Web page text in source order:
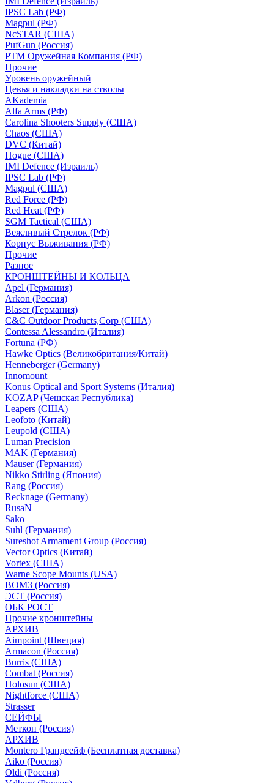
IPSC Lab (РФ)
Magpul (РФ)
NcSTAR (США)
PufGun (Россия)
РТМ Оружейная Компания (РФ)
Прочие
Уровень оружейный
Цевья и накладки на стволы
AKademia
Alfa Arms (РФ)
Carolina Shooters Supply (США)
Chaos (США)
DVC (Китай)
Hogue (США)
IMI Defence (Израиль)
IPSC Lab (РФ)
Magpul (США)
Red Force (РФ)
Red Heat (РФ)
SGM Tactical (США)
Вежливый Стрелок (РФ)
Корпус Выживания (РФ)
Прочие
Разное
КРОНШТЕЙНЫ И КОЛЬЦА
Apel (Германия)
Arkon (Россия)
Blaser (Германия)
C&C Outdoor Products,Corp (США)
Contessa Alessandro (Италия)
Fortuna (РФ)
Hawke Optics (Великобритания/Китай)
Henneberger (Germany)
Innomount
Konus Optical and Sport Systems (Италия)
KOZAP (Чешская Республика)
Leapers (США)
Leofoto (Китай)
Leupold (США)
Luman Precision
MAK (Германия)
Mauser (Германия)
Nikko Stirling (Япония)
Rang (Россия)
Recknage (Germany)
RusaN
Sako
Suhl (Германия)
Sureshot Armament Group (Россия)
Vector Optics (Китай)
Vortex (США)
Warne Scope Mounts (USA)
ВОМЗ (Россия)
ЭСТ (Россия)
ОБК РОСТ
Прочие кронштейны
АРХИВ
Aimpoint (Швеция)
Armacon (Россия)
Burris (США)
Combat (Россия)
Holosun (США)
Nightforce (США)
Strasser
СЕЙФЫ
Меткон (Россия)
АРХИВ
Montero Грандсейф (Бесплатная доставка)
Aiko (Россия)
Oldi (Россия)